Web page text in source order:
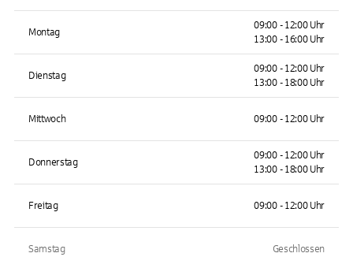
Montag
09:00 - 12:00 Uhr
13:00 - 16:00 Uhr
Dienstag
09:00 - 12:00 Uhr
13:00 - 18:00 Uhr
Mittwoch 09:00 - 12:00 Uhr
Donnerstag
09:00 - 12:00 Uhr
13:00 - 18:00 Uhr
Freitag 09:00 - 12:00 Uhr
Samstag Geschlossen